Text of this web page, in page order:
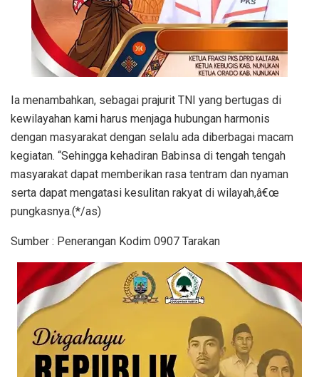
Ia menambahkan, sebagai prajurit TNI yang bertugas di
kewilayahan kami harus menjaga hubungan harmonis
dengan masyarakat dengan selalu ada diberbagai macam
kegiatan. “Sehingga kehadiran Babinsa di tengah tengah
masyarakat dapat memberikan rasa tentram dan nyaman
serta dapat mengatasi kesulitan rakyat di wilayah,â€œ
pungkasnya.(*/as)
Sumber : Penerangan Kodim 0907 Tarakan